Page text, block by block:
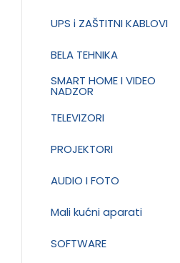
UPS i ZAŠTITNI KABLOVI
BELA TEHNIKA
SMART HOME I VIDEO
NADZOR
TELEVIZORI
PROJEKTORI
AUDIO I FOTO
Mali kućni aparati
SOFTWARE